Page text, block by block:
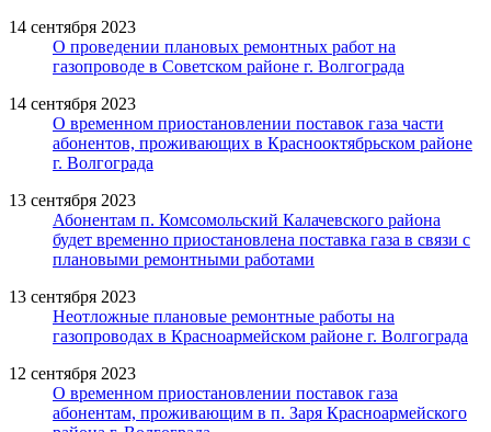
14 сентября 2023
О проведении плановых ремонтных работ на
газопроводе в Советском районе г. Волгограда
14 сентября 2023
О временном приостановлении поставок газа части
абонентов, проживающих в Краснооктябрьском районе
г. Волгограда
13 сентября 2023
Абонентам п. Комсомольский Калачевского района
будет временно приостановлена поставка газа в связи с
плановыми ремонтными работами
13 сентября 2023
Неотложные плановые ремонтные работы на
газопроводах в Красноармейском районе г. Волгограда
12 сентября 2023
О временном приостановлении поставок газа
абонентам, проживающим в п. Заря Красноармейского